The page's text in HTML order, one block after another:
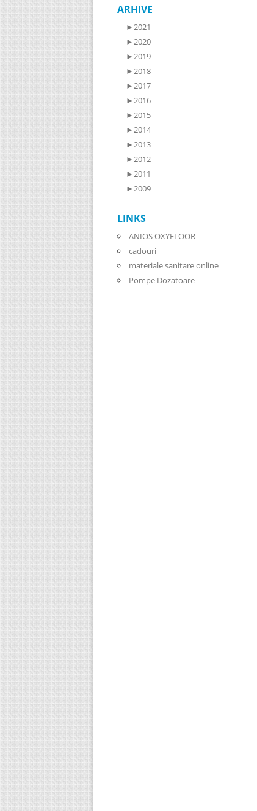
ARHIVE
►2021
►2020
►2019
►2018
►2017
►2016
►2015
►2014
►2013
►2012
►2011
►2009
LINKS
ANIOS OXYFLOOR
cadouri
materiale sanitare online
Pompe Dozatoare